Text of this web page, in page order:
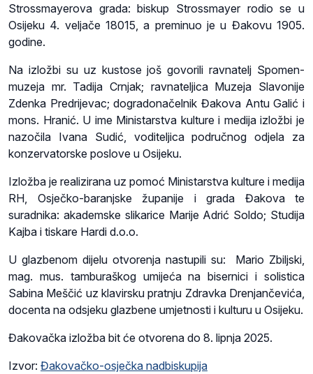
Strossmayerova grada: biskup Strossmayer rodio se u
Osijeku 4. veljače 18015, a preminuo je u Đakovu 1905.
godine.
Na izložbi su uz kustose još govorili ravnatelj Spomen-
muzeja mr. Tadija Crnjak; ravnateljica Muzeja Slavonije
Zdenka Predrijevac; dogradonačelnik Đakova Antu Galić i
mons. Hranić. U ime Ministarstva kulture i medija izložbi je
nazočila Ivana Sudić, voditeljica područnog odjela za
konzervatorske poslove u Osijeku.
Izložba je realizirana uz pomoć Ministarstva kulture i medija
RH, Osječko-baranjske županije i grada Đakova te
suradnika: akademske slikarice Marije Adrić Soldo; Studija
Kajba i tiskare Hardi d.o.o.
U glazbenom dijelu otvorenja nastupili su: Mario Zbiljski,
mag. mus. tamburaškog umijeća na bisernici i solistica
Sabina Meščić uz klavirsku pratnju Zdravka Drenjančevića,
docenta na odsjeku glazbene umjetnosti i kulturu u Osijeku.
Đakovačka izložba bit će otvorena do 8. lipnja 2025.
Izvor: Đakovačko-osječka nadbiskupija